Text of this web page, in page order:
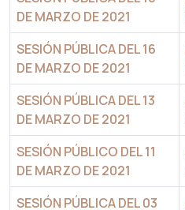
DE MARZO DE 2021
SESIÓN PÚBLICA DEL 16
DE MARZO DE 2021
SESIÓN PÚBLICA DEL 13
DE MARZO DE 2021
SESIÓN PÚBLICO DEL 11
DE MARZO DE 2021
SESIÓN PÚBLICA DEL 03